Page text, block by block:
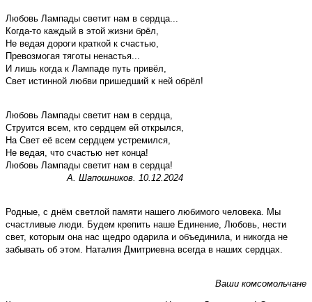
Любовь Лампады светит нам в сердца...
Когда-то каждый в этой жизни брёл,
Не ведая дороги краткой к счастью,
Превозмогая тяготы ненастья...
И лишь когда к Лампаде путь привёл,
Свет истинной любви пришедший к ней обрёл!
Любовь Лампады светит нам в сердца,
Струится всем, кто сердцем ей открылся,
На Свет её всем сердцем устремился,
Не ведая, что счастью нет конца!
Любовь Лампады светит нам в сердца!
А. Шапошников. 10.12.2024
Родные, с днём светлой памяти нашего любимого человека. Мы
счастливые люди. Будем крепить наше Единение, Любовь, нести
свет, которым она нас щед­ро одарила и объединила, и никогда не
забывать об этом. Наталия Дмитриевна всегда в наших сердцах.
Ваши комсомольчане